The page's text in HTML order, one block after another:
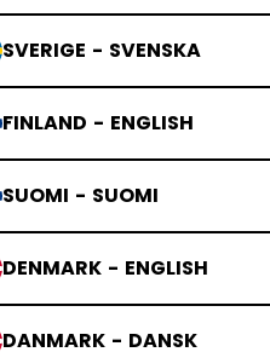
SVERIGE - SVENSKA
FINLAND - ENGLISH
SUOMI - SUOMI
DENMARK - ENGLISH
DANMARK - DANSK